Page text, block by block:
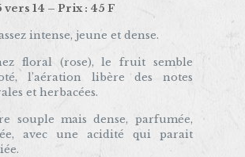
vers 14 – Prix : 45 F
intense, jeune et dense.
floral (rose), le fruit semble
l’aération libère des notes
et herbacées.
souple mais dense, parfumée,
avec une acidité qui parait